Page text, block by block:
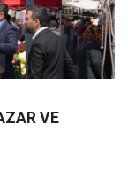
VE